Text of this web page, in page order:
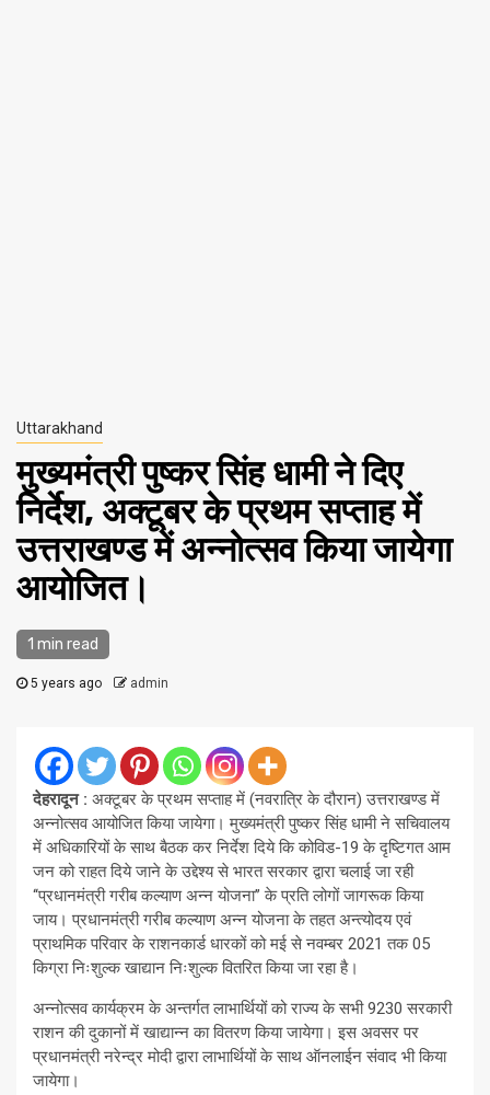
Uttarakhand
मुख्यमंत्री पुष्कर सिंह धामी ने दिए
निर्देश, अक्टूबर के प्रथम सप्ताह में
उत्तराखण्ड में अन्नोत्सव किया जायेगा
आयोजित।
1 min read
5 years ago admin
देहरादून : अक्टूबर के प्रथम सप्ताह में (नवरात्रि के दौरान) उत्तराखण्ड में
अन्नोत्सव आयोजित किया जायेगा। मुख्यमंत्री पुष्कर सिंह धामी ने सचिवालय
में अधिकारियों के साथ बैठक कर निर्देश दिये कि कोविड-19 के दृष्टिगत आम
जन को राहत दिये जाने के उद्देश्य से भारत सरकार द्वारा चलाई जा रही
‘‘प्रधानमंत्री गरीब कल्याण अन्न योजना’’ के प्रति लोगों जागरूक किया
जाय। प्रधानमंत्री गरीब कल्याण अन्न योजना के तहत अन्त्योदय एवं
प्राथमिक परिवार के राशनकार्ड धारकों को मई से नवम्बर 2021 तक 05
किग्रा निःशुल्क खाद्यान निःशुल्क वितरित किया जा रहा है।
अन्नोत्सव कार्यक्रम के अन्तर्गत लाभार्थियों को राज्य के सभी 9230 सरकारी
राशन की दुकानों में खाद्यान्न का वितरण किया जायेगा। इस अवसर पर
प्रधानमंत्री नरेन्द्र मोदी द्वारा लाभार्थियों के साथ ऑनलाईन संवाद भी किया
जायेगा।